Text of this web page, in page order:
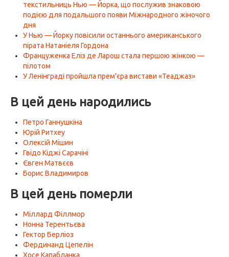
текстильниць Нью — Йорка, що послужив знаковою
подією для подальшого появи Міжнародного жіночого
дня
У Нью — Йорку повісили останнього американського
пірата Натаніеля Гордона
Француженка Еліз де Ларош стала першою жінкою —
пілотом
У Ленінграді пройшла прем'єра вистави «Теаджаз»
В цей день народились
Петро Ганнушкіна
Юрій Ритхеу
Олексій Мішин
Гвідо Кіджі Сарачіні
Євген Матвєєв
Борис Владимиров
В цей день померли
Міллард Філлмор
Нонна Терентьєва
Гектор Берліоз
Фердинанд Цепелін
Хосе Капабланка